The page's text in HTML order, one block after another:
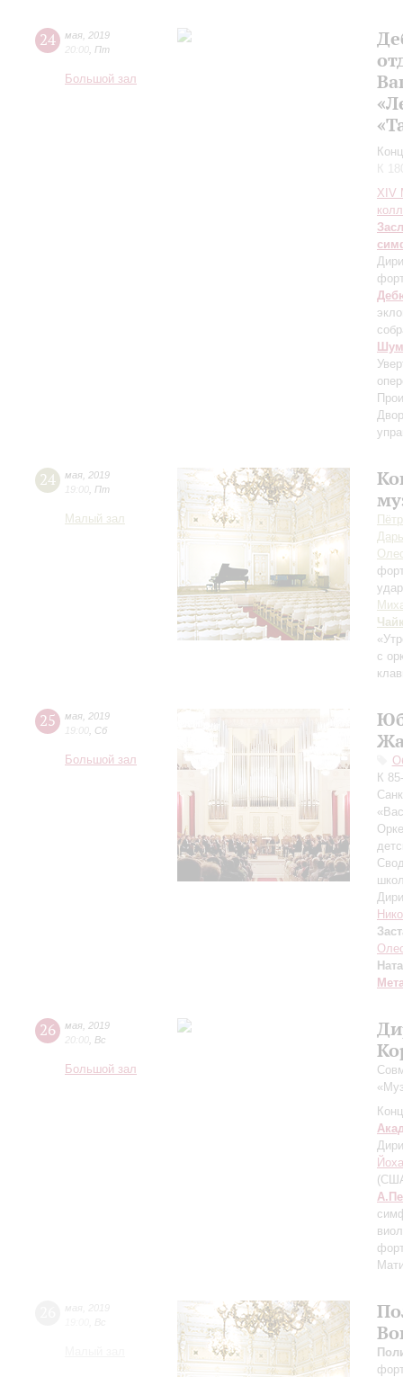
24 мая 2019
20:00 Пт
Большой зал
К
XIV
24 мая 2019
19:00 Пт
Малый зал
с
25 мая 2019
19:00 Сб
Большой зал
К
26 мая 2019
20:00 Вс
Большой зал